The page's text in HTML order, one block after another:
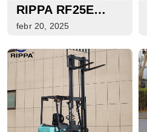
RIPPA RF25E
ELEKTROMOS
febr 20, 2025